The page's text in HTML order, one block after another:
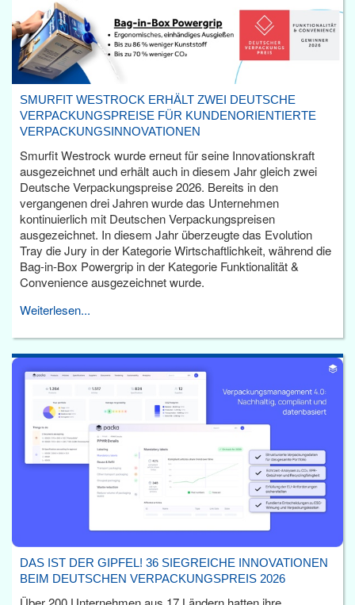
SMURFIT WESTROCK ERHÄLT ZWEI DEUTSCHE
VERPACKUNGSPREISE FÜR KUNDENORIENTIERTE
VERPACKUNGSINNOVATIONEN
Smurfit Westrock wurde erneut für seine Innovationskraft
ausgezeichnet und erhält auch in diesem Jahr gleich zwei
Deutsche Verpackungspreise 2026. Bereits in den
vergangenen drei Jahren wurde das Unternehmen
kontinuierlich mit Deutschen Verpackungspreisen
ausgezeichnet. In diesem Jahr überzeugte das Evolution
Tray die Jury in der Kategorie Wirtschaftlichkeit, während die
Bag-in-Box Powergrip in der Kategorie Funktionalität &
Convenience ausgezeichnet wurde.
Weiterlesen...
DAS IST DER GIPFEL! 36 SIEGREICHE INNOVATIONEN
BEIM DEUTSCHEN VERPACKUNGSPREIS 2026